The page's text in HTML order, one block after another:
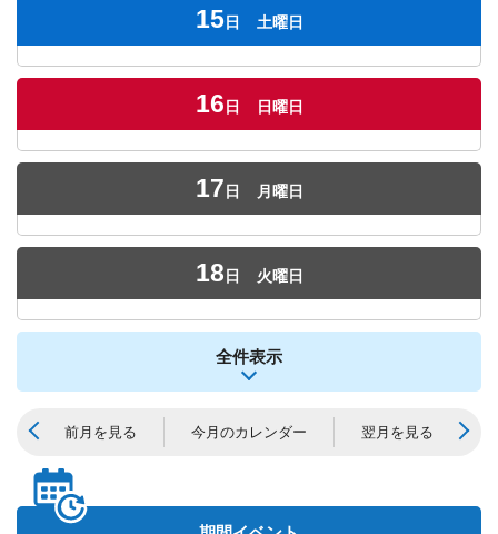
15日 土曜日
16 日 日曜日
17 日 月曜日
18 日 火曜日
全件表示
前月を見る 今月のカレンダー 翌月を見る